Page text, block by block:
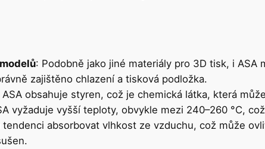
: Podobně jako jiné materiály pro 3D tisk, i
zajištěno chlazení a tisková podložka.
ASA obsahuje styren, což je chemická látka, která
vyžaduje vyšší teploty, obvykle mezi 240–260 °C,
tendenci absorbovat vlhkost ze vzduchu, což může